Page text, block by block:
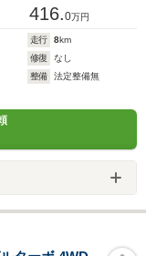
416.0万円
走行 8km
修復
なし
整備
法定整備無